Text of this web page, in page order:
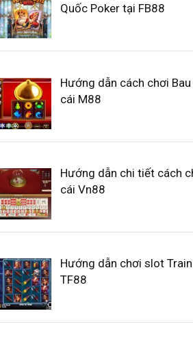
Quốc Poker tại FB88
Hướng dẫn cách chơi
cái M88
Hướng dẫn chi tiết cách
cái Vn88
Hướng dẫn chơi slot
TF88